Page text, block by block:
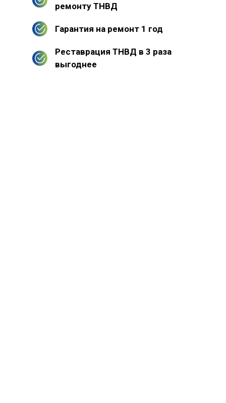
ремонту ТНВД
Гарантия на ремонт 1 год
Реставрация ТНВД в 3 раза
выгоднее